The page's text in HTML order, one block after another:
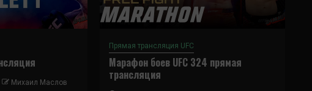
Михаил Маслов
Прямая трансляция UFC
Марафон боев UFC 324 прямая
трансляция